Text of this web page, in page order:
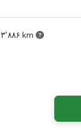
۳٬۸۸۶ km